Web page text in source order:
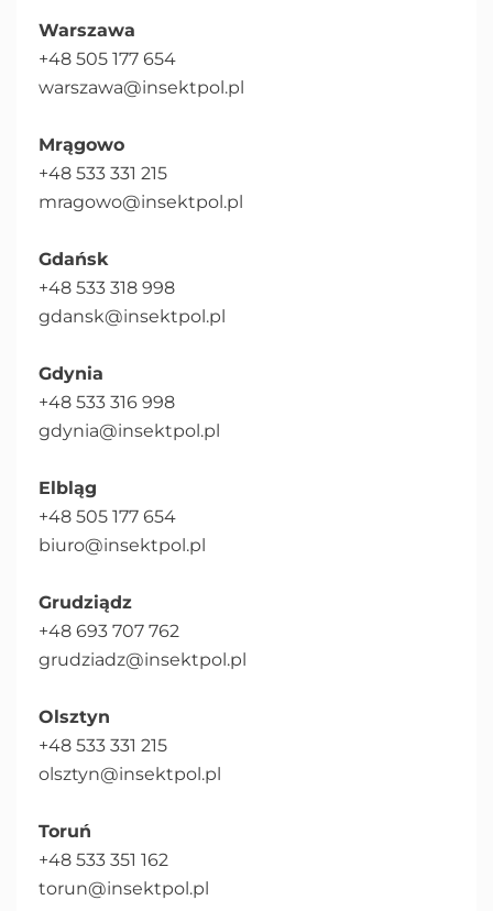
Warszawa
+48 505 177 654
warszawa@insektpol.pl
Mrągowo
+48 533 331 215
mragowo@insektpol.pl
Gdańsk
+48 533 318 998
gdansk@insektpol.pl
Gdynia
+48 533 316 998
gdynia@insektpol.pl
Elbląg
+48 505 177 654
biuro@insektpol.pl
Grudziądz
+48 693 707 762
grudziadz@insektpol.pl
Olsztyn
+48 533 331 215
olsztyn@insektpol.pl
Toruń
+48 533 351 162
torun@insektpol.pl